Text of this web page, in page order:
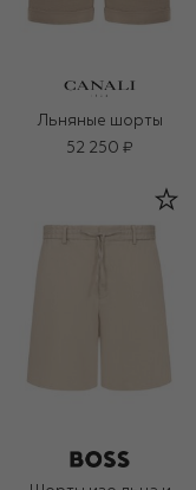
Льняные шорты
52 250 ₽